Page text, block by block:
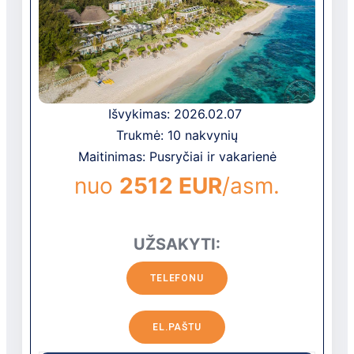
teritorija (takeliai ir takai) yra padengta
smėliu. Puikiai tinka šeimyniniam poilsiui,
poroms ir individualiems keliautojams.
Išvykimas: 2026.02.07
Trukmė: 10 nakvynių
Maitinimas: Pusryčiai ir vakarienė
nuo 2512 EUR/asm.
UŽSAKYTI:
TELEFONU
EL.PAŠTU